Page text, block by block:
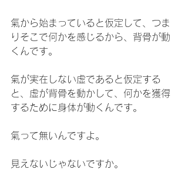
氣から始まっていると仮定して、つま
りそこで何かを感じるから、背骨が動
くんです。
氣が実在しない虚であると仮定する
と、虚が背骨を動かして、何かを獲得
するために身体が動くんです。
氣って無いんですよ。
見えないじゃないですか。